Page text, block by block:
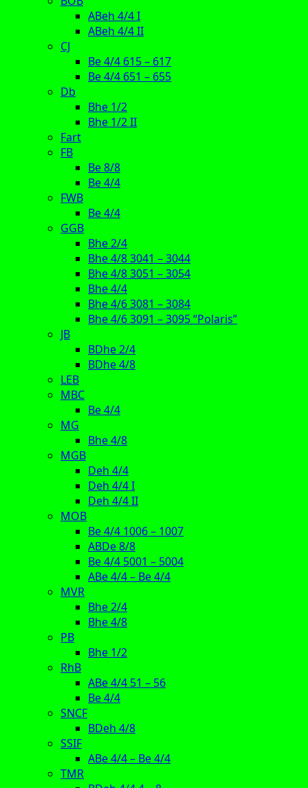
ABeh 4/4 I
ABeh 4/4 II
CJ
Be 4/4 615 – 617
Be 4/4 651 – 655
Db
Bhe 1/2
Bhe 1/2 II
Fart
FB
Be 8/8
Be 4/4
FWB
Be 4/4
GGB
Bhe 2/4
Bhe 4/8 3041 – 3044
Bhe 4/8 3051 – 3054
Bhe 4/4
Bhe 4/6 3081 – 3084
Bhe 4/6 3091 – 3095 “Polaris”
JB
BDhe 2/4
BDhe 4/8
LEB
MBC
Be 4/4
MG
Bhe 4/8
MGB
Deh 4/4
Deh 4/4 I
Deh 4/4 II
MOB
Be 4/4 1006 – 1007
ABDe 8/8
Be 4/4 5001 – 5004
ABe 4/4 – Be 4/4
MVR
Bhe 2/4
Bhe 4/8
PB
Bhe 1/2
RhB
ABe 4/4 51 – 56
Be 4/4
SNCF
BDeh 4/8
SSIF
ABe 4/4 – Be 4/4
TMR